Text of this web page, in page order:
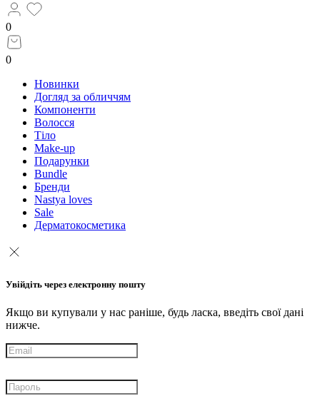
0
0
Новинки
Догляд за обличчям
Компоненти
Волосся
Тіло
Make-up
Подарунки
Bundle
Бренди
Nastya loves
Sale
Дерматокосметика
Увійдіть через електронну пошту
Якщо ви купували у нас раніше, будь ласка, введіть свої дані
нижче.